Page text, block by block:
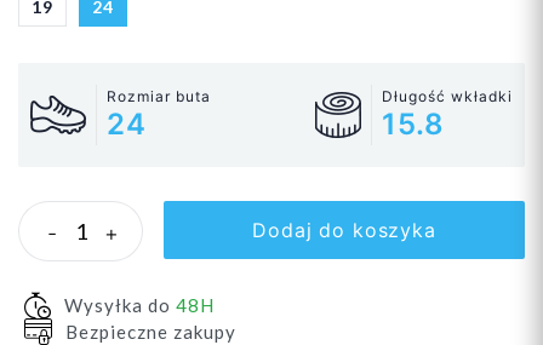
19 24
Rozmiar buta
24
Długość wkładki
15.8
- + Dodaj do koszyka
Wysyłka do 48H
Bezpieczne zakupy